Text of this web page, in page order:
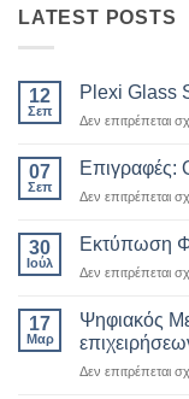
LATEST POSTS
12
Σεπ
Plexi Glass
Δεν επιτρέπεται
07
Σεπ
Επιγραφές:
Δεν επιτρέπεται
30
Ιούλ
Εκτύπωση
Δεν επιτρέπεται
17
Μαρ
Ψηφιακός
Δεν επιτρέπεται